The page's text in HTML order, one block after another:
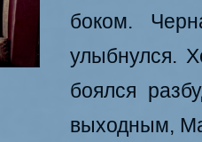
боком.
улыбнулся.
боялся
выходным,